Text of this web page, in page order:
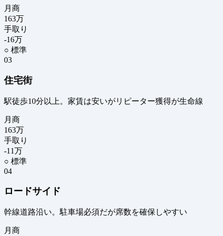
月商
163万
手取り
-16万
○ 標準
03
住宅街
駅徒歩10分以上。家賃は安いがリピーター獲得が生命線
月商
163万
手取り
-11万
○ 標準
04
ロードサイド
幹線道路沿い。駐車場必須だが席数を確保しやすい
月商